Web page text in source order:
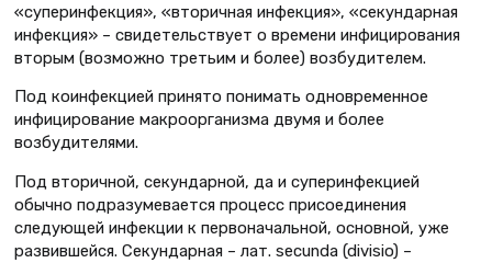
«суперинфекция», «вторичная инфекция», «секундарная
инфекция» – свидетельствует о времени инфицирования
вторым (возможно третьим и более) возбудителем.
Под коинфекцией принято понимать одновременное
инфицирование макроорганизма двумя и более
возбудителями.
Под вторичной, секундарной, да и суперинфекцией
обычно подразумевается процесс присоединения
следующей инфекции к первоначальной, основной, уже
развившейся. Секундарная – лат. secunda (divisio) –